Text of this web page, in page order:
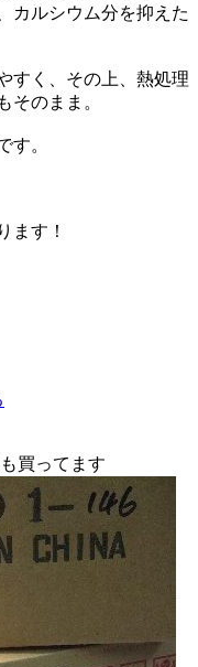
カルシウム分を抑えた
すく、その上、熱処理
そのまま。
す。
ます！
買ってます